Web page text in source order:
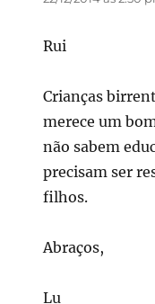
Rui
Crianças
merece um
não sabem
precisam ser
filhos.
Abraços,
Lu